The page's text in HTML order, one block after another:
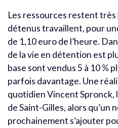
Les ressources restent très
détenus travaillent, pour
de 1,10 euro de l’heure.
de la vie en détention est
base sont vendus 5 à 10 %
parfois davantage. Une
quotidien Vincent Spronck,
de Saint-Gilles, alors qu’un
prochainement s’ajouter